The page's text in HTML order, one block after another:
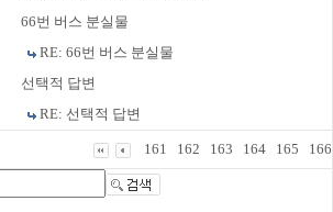
66번 버스 분실물
RE: 66번 버스 분실물
선택적 답변
RE: 선택적 답변
161 162 163 164 165 166